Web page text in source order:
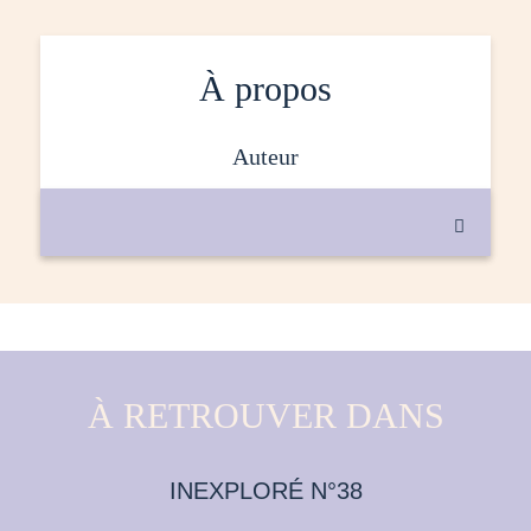
À propos
auteur

À RETROUVER DANS
INEXPLORÉ N°38